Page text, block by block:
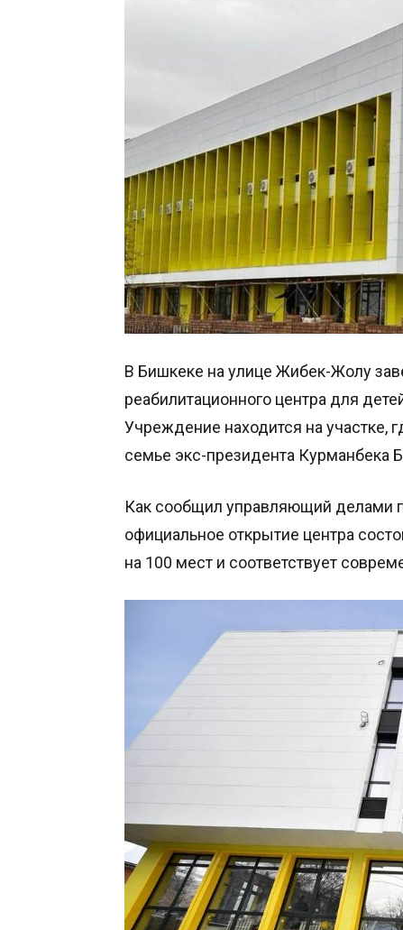
В Бишкеке на улице Жибек-Жолу
реабилитационного центра для
Учреждение находится на участке,
семье экс-президента Курманбека
Как сообщил управляющий делами
официальное открытие центра
на 100 мест и соответствует